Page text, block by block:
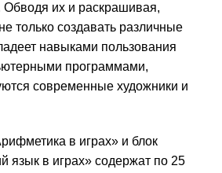
Обводя их и раскрашивая,
только создавать различные
навыками пользования
программами,
современные художники и
в играх» и блок
язык в играх» содержат по 25